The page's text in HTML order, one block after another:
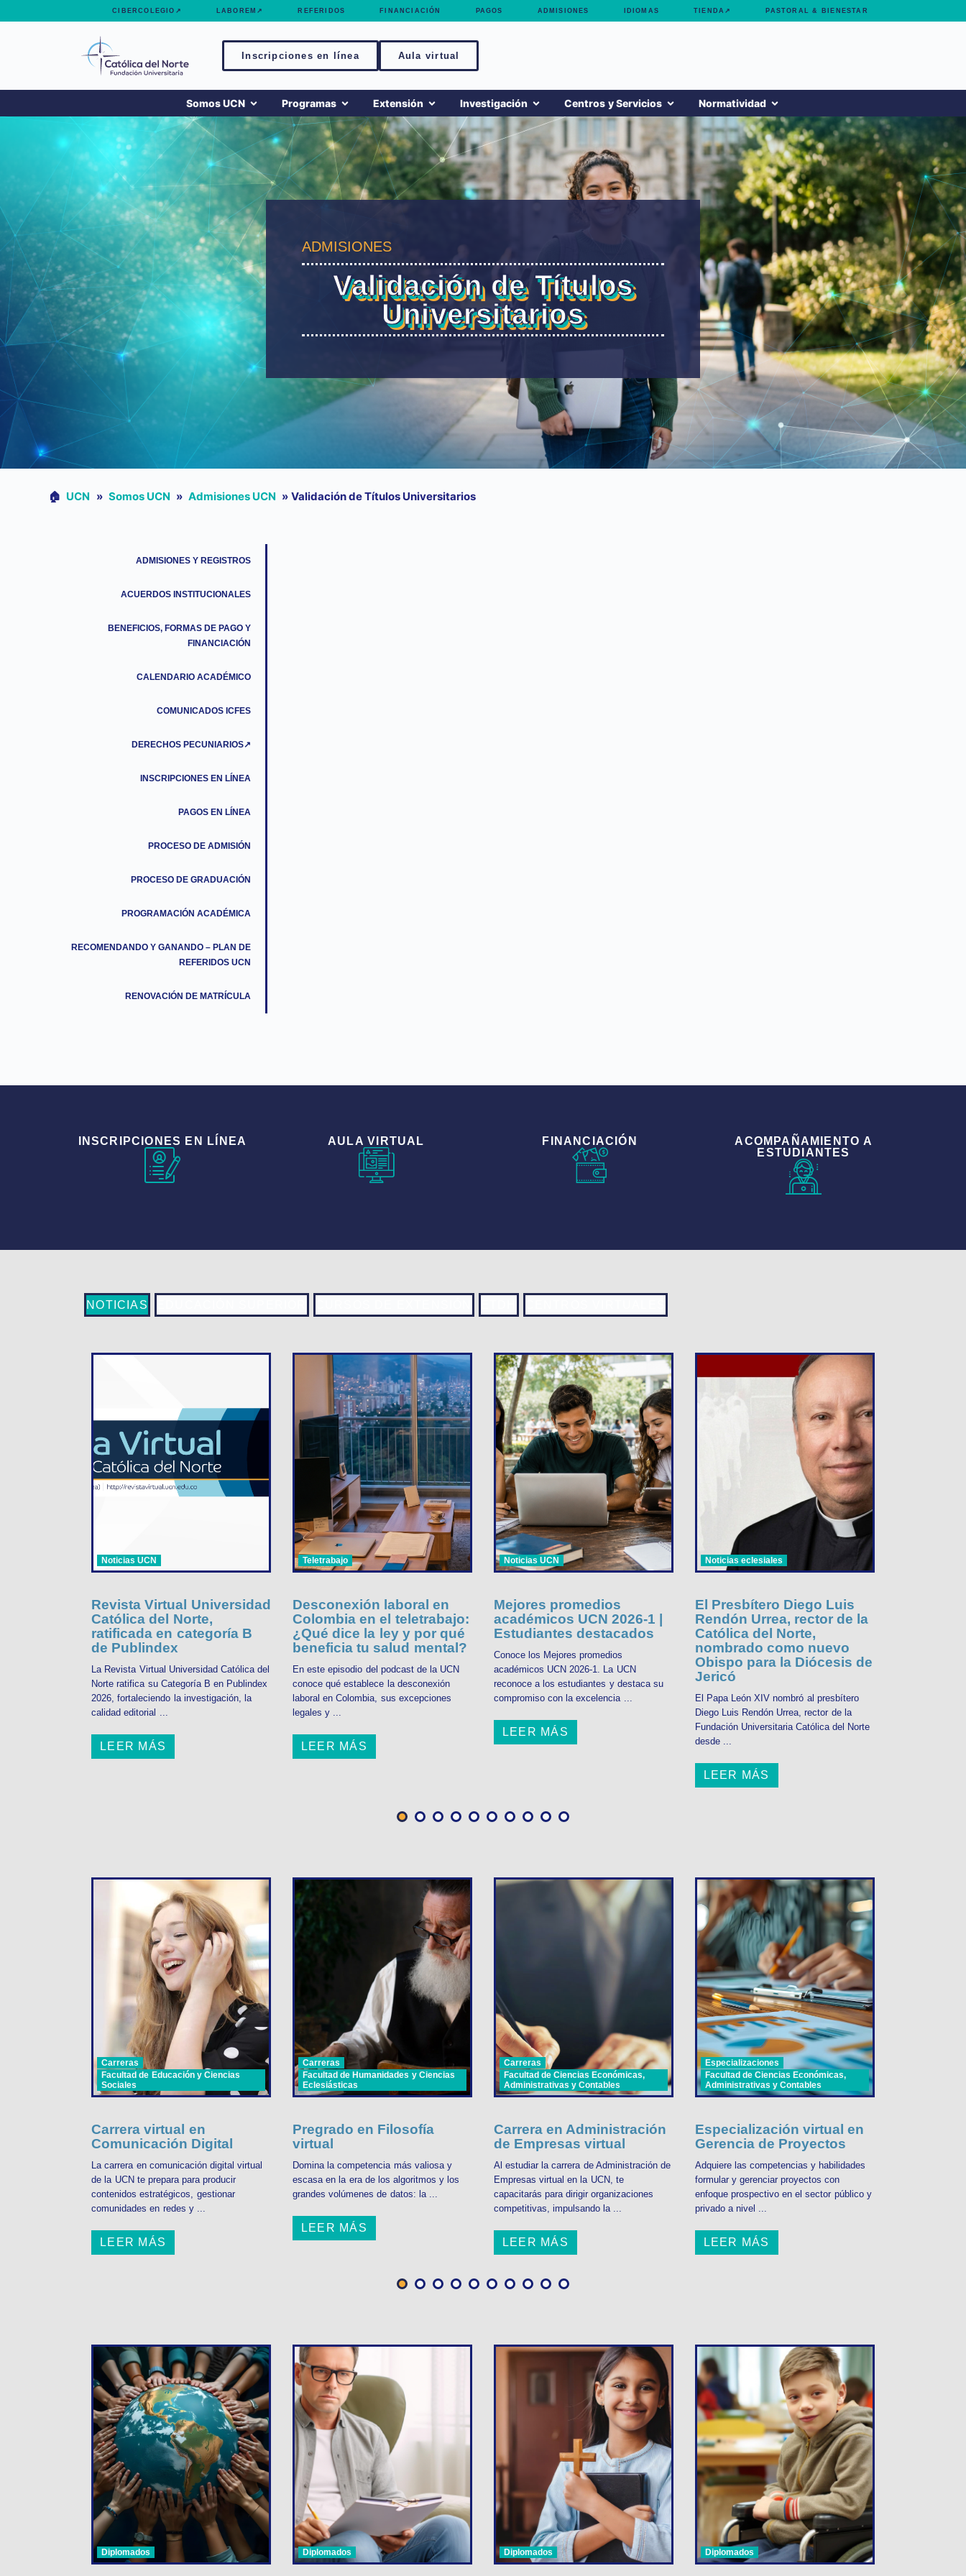
CIBERCOLEGIO↗ LABOREM↗ REFERIDOS FINANCIACIÓN PAGOS ADMISIONES IDIOMAS TIENDA↗ PASTORAL & BIENESTAR
Inscripciones en línea Aula virtual
Somos UCN Programas Extensión Investigación Centros y Servicios Normatividad
ADMISIONES
Validación de Títulos
Universitarios
🏠︎ UCN » Somos UCN » Admisiones UCN » Validación de Títulos Universitarios
ADMISIONES Y REGISTROS
ACUERDOS INSTITUCIONALES
BENEFICIOS, FORMAS DE PAGO Y
FINANCIACIÓN
CALENDARIO ACADÉMICO
COMUNICADOS ICFES
DERECHOS PECUNIARIOS↗
INSCRIPCIONES EN LÍNEA
PAGOS EN LÍNEA
PROCESO DE ADMISIÓN
PROCESO DE GRADUACIÓN
PROGRAMACIÓN ACADÉMICA
RECOMENDANDO Y GANANDO – PLAN DE
REFERIDOS UCN
RENOVACIÓN DE MATRÍCULA
INSCRIPCIONES EN LÍNEA AULA VIRTUAL FINANCIACIÓN
ACOMPAÑAMIENTO A
ESTUDIANTES
NOTICIAS
Noticias UCN
Revista Virtual Universidad
Católica del Norte,
ratificada en categoría B
de Publindex
La Revista Virtual Universidad Católica del
Norte ratifica su Categoría B en Publindex
2026, fortaleciendo la investigación, la
calidad editorial ...
LEER MÁS
Teletrabajo
Desconexión laboral en
Colombia en el teletrabajo:
¿Qué dice la ley y por qué
beneficia tu salud mental?
En este episodio del podcast de la UCN
conoce qué establece la desconexión
laboral en Colombia, sus excepciones
legales y ...
LEER MÁS
Noticias UCN
Mejores promedios
académicos UCN 2026-1 |
Estudiantes destacados
Conoce los Mejores promedios
académicos UCN 2026-1. La UCN
reconoce a los estudiantes y destaca su
compromiso con la excelencia ...
LEER MÁS
Noticias eclesiales
El Presbítero Diego Luis
Rendón Urrea, rector de la
Católica del Norte,
nombrado como nuevo
Obispo para la Diócesis de
Jericó
El Papa León XIV nombró al presbítero
Diego Luis Rendón Urrea, rector de la
Fundación Universitaria Católica del Norte
desde ...
LEER MÁS
Carreras
Facultad de Educación y Ciencias
Sociales
Carrera virtual en
Comunicación Digital
La carrera en comunicación digital virtual
de la UCN te prepara para producir
contenidos estratégicos, gestionar
comunidades en redes y ...
LEER MÁS
Carreras
Facultad de Humanidades y Ciencias
Eclesiásticas
Pregrado en Filosofía
virtual
Domina la competencia más valiosa y
escasa en la era de los algoritmos y los
grandes volúmenes de datos: la ...
LEER MÁS
Carreras
Facultad de Ciencias Económicas,
Administrativas y Contables
Carrera en Administración
de Empresas virtual
Al estudiar la carrera de Administración de
Empresas virtual en la UCN, te
capacitarás para dirigir organizaciones
competitivas, impulsando la ...
LEER MÁS
Especializaciones
Facultad de Ciencias Económicas,
Administrativas y Contables
Especialización virtual en
Gerencia de Proyectos
Adquiere las competencias y habilidades
formular y gerenciar proyectos con
enfoque prospectivo en el sector público y
privado a nivel ...
LEER MÁS
Diplomados Diplomados Diplomados Diplomados